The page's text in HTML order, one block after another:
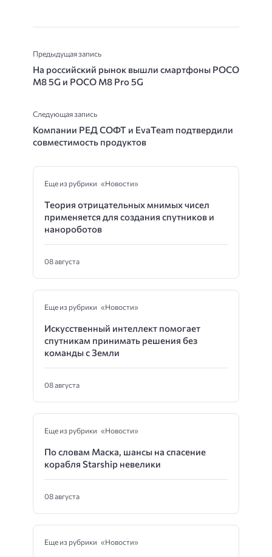
Предыдущая запись
На российский рынок вышли смартфоны POCO
M8 5G и POCO M8 Pro 5G
Следующая запись
Компании РЕД СОФТ и EvaTeam подтвердили
совместимость продуктов
Еще из рубрики «Новости»
Теория отрицательных мнимых чисел
применяется для создания спутников и
нанороботов
08 августа
Еще из рубрики «Новости»
Искусственный интеллект помогает
спутникам принимать решения без
команды с Земли
08 августа
Еще из рубрики «Новости»
По словам Маска, шансы на спасение
корабля Starship невелики
08 августа
Еще из рубрики «Новости»